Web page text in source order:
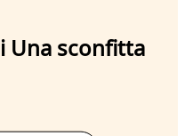
Una sconfitta